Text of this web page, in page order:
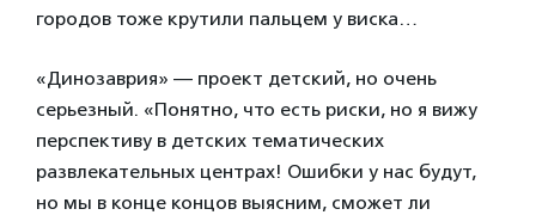
городов тоже крутили пальцем у виска…
«Динозаврия» — проект детский, но очень
серьезный. «Понятно, что есть риски, но я вижу
перспективу в детских тематических
развлекательных центрах! Ошибки у нас будут,
но мы в конце концов выясним, сможет ли